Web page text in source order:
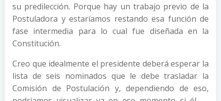
su predilección. Porque hay un trabajo previo de la
Postuladora y estaríamos restando esa función de
fase intermedia para lo cual fue diseñada en la
Constitución.
Creo que idealmente el presidente deberá esperar la
lista de seis nominados que le debe trasladar la
Comisión de Postulación y, dependiendo de eso,